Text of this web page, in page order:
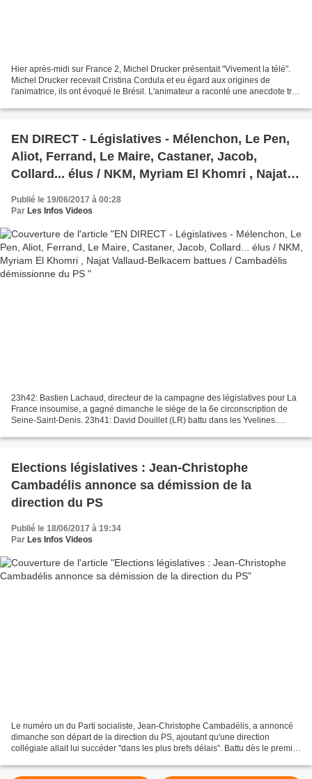
Hier après-midi sur France 2, Michel Drucker présentait "Vivement la télé".
Michel Drucker recevait Cristina Cordula et eu égard aux origines de
l'animatrice, ils ont évoqué le Brésil. L'animateur a raconté une anecdote très
EN DIRECT - Législatives - Mélenchon, Le Pen,
Aliot, Ferrand, Le Maire, Castaner, Jacob,
Collard... élus / NKM, Myriam El Khomri , Najat
Vallaud-Belkacem battues / Cambadélis
démissionne du PS
Publié le 19/06/2017 à 00:28
Par Les Infos Videos
23h42: Bastien Lachaud, directeur de la campagne des législatives pour La
France insoumise, a gagné dimanche le siège de la 6e circonscription de
Seine-Saint-Denis. 23h41: David Douillet (LR) battu dans les Yvelines.
Elections législatives : Jean-Christophe
Cambadélis annonce sa démission de la
direction du PS
Publié le 18/06/2017 à 19:34
Par Les Infos Videos
Le numéro un du Parti socialiste, Jean-Christophe Cambadélis, a annoncé
dimanche son départ de la direction du PS, ajoutant qu'une direction
collégiale allait lui succéder "dans les plus brefs délais". Battu dès le premier